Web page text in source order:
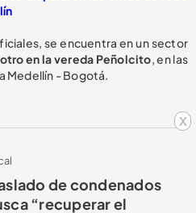
x
se encuentra en un sector
en la vereda Peñolcito, en las
Medellín - Bogotá.
de condenados
“recuperar el